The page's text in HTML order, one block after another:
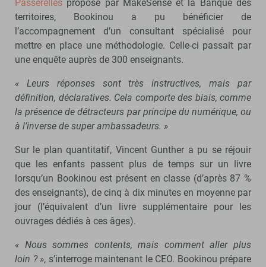
Passerelles proposé par MakeSense et la Banque des
territoires, Bookinou a pu bénéficier de
l’accompagnement d’un consultant spécialisé pour
mettre en place une méthodologie. Celle-ci passait par
une enquête auprès de 300 enseignants.
« Leurs réponses sont très instructives, mais par
définition, déclaratives. Cela comporte des biais, comme
la présence de détracteurs par principe du numérique, ou
à l’inverse de super ambassadeurs. »
Sur le plan quantitatif, Vincent Gunther a pu se réjouir
que les enfants passent plus de temps sur un livre
lorsqu’un Bookinou est présent en classe (d’après 87 %
des enseignants), de cinq à dix minutes en moyenne par
jour (l’équivalent d’un livre supplémentaire pour les
ouvrages dédiés à ces âges).
« Nous sommes contents, mais comment aller plus
loin ? », s’interroge maintenant le CEO. Bookinou prépare